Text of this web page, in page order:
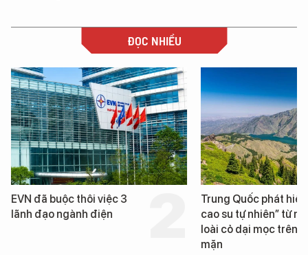
ĐỌC NHIỀU
Trung Quốc phát hiện “mỏ
cao su tự nhiên” từ một
Loạt dự án bất động
Đà Nẵng sắp bị kiểm